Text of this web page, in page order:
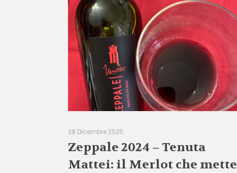
28 Dicembre 2025
Zeppale 2024 – Tenuta
Mattei: il Merlot che mette